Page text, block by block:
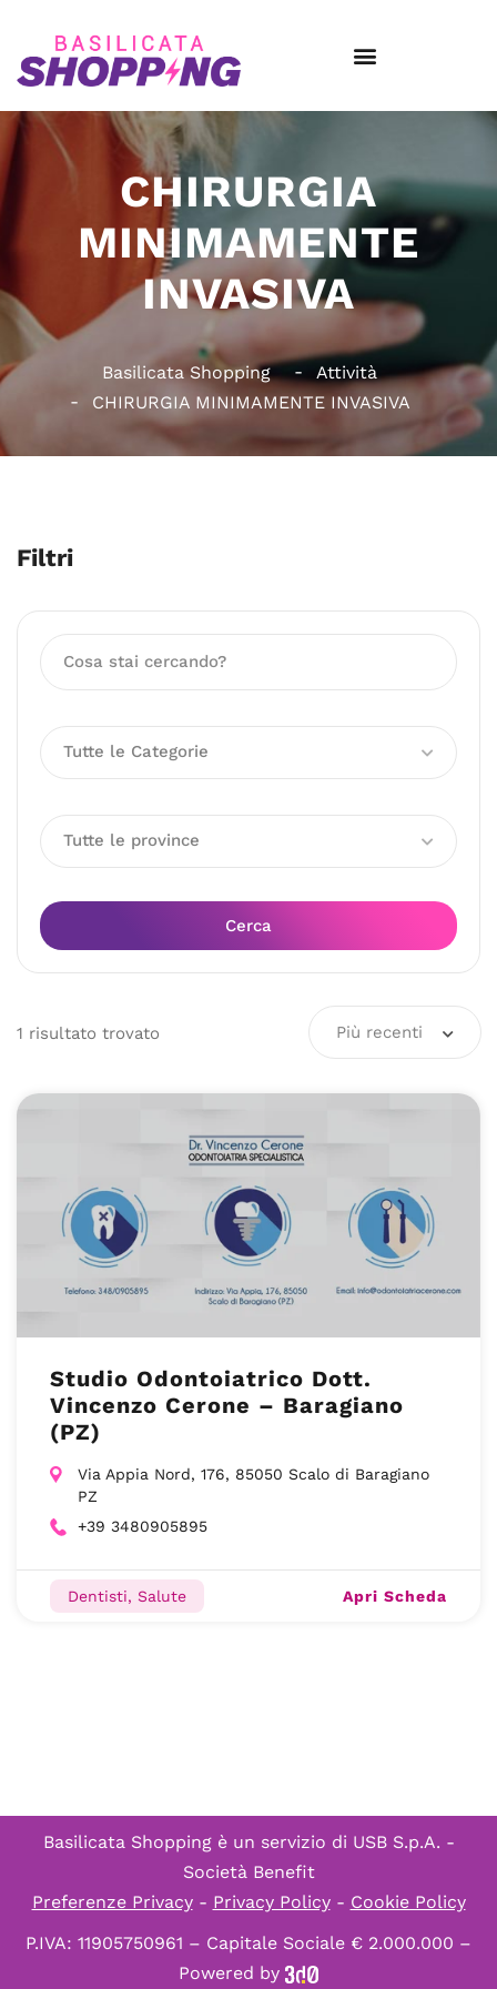
CHIRURGIA
MINIMAMENTE
INVASIVA
Basilicata Shopping
Attività
CHIRURGIA MINIMAMENTE INVASIVA
Filtri
Tutte le Categorie
Tutte le province
Cerca
1 risultato trovato Più recenti
Studio Odontoiatrico Dott.
Vincenzo Cerone – Baragiano
(PZ)
Via Appia Nord, 176, 85050 Scalo di Baragiano
PZ
+39 3480905895
Dentisti, Salute Apri Scheda
Basilicata Shopping è un servizio di USB S.p.A. -
Società Benefit
Preferenze Privacy- Privacy Policy- Cookie Policy
P.IVA: 11905750961 – Capitale Sociale € 2.000.000 –
Powered by